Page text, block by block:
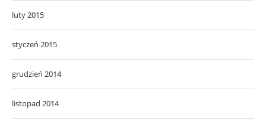
luty 2015
styczeń 2015
grudzień 2014
listopad 2014